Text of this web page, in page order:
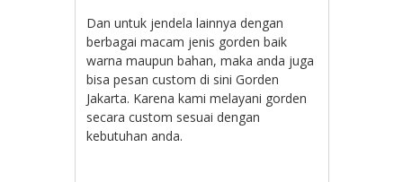
Dan untuk jendela lainnya dengan
berbagai macam jenis gorden baik
warna maupun bahan, maka anda juga
bisa pesan custom di sini Gorden
Jakarta. Karena kami melayani gorden
secara custom sesuai dengan
kebutuhan anda.